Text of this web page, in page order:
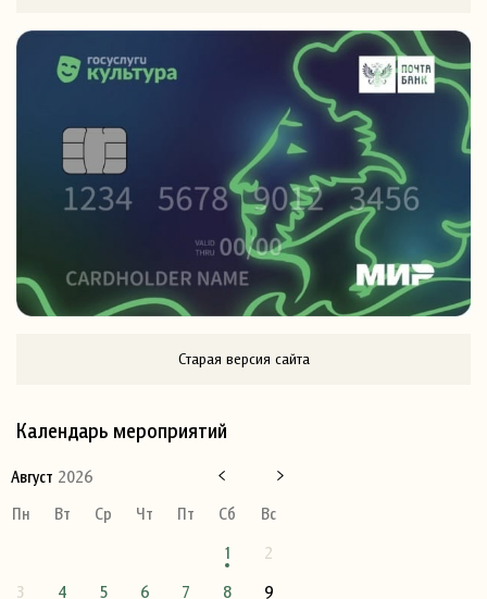
Старая версия сайта
Календарь мероприятий
Август 2026
Пн
Вт Ср Чт Пт Сб
Вс
1
2
3
4 5 6 7 8
9